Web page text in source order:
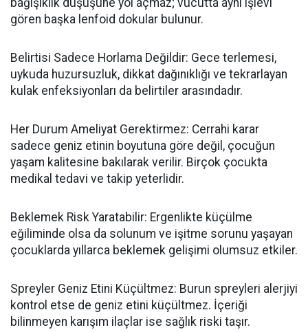
bağışıklık düşüşüne yol açmaz; vücutta aynı işlevi
gören başka lenfoid dokular bulunur.
Belirtisi Sadece Horlama Değildir: Gece terlemesi,
uykuda huzursuzluk, dikkat dağınıklığı ve tekrarlayan
kulak enfeksiyonları da belirtiler arasındadır.
Her Durum Ameliyat Gerektirmez: Cerrahi karar
sadece geniz etinin boyutuna göre değil, çocuğun
yaşam kalitesine bakılarak verilir. Birçok çocukta
medikal tedavi ve takip yeterlidir.
Beklemek Risk Yaratabilir: Ergenlikte küçülme
eğiliminde olsa da solunum ve işitme sorunu yaşayan
çocuklarda yıllarca beklemek gelişimi olumsuz etkiler.
Spreyler Geniz Etini Küçültmez: Burun spreyleri alerjiyi
kontrol etse de geniz etini küçültmez. İçeriği
bilinmeyen karışım ilaçlar ise sağlık riski taşır.